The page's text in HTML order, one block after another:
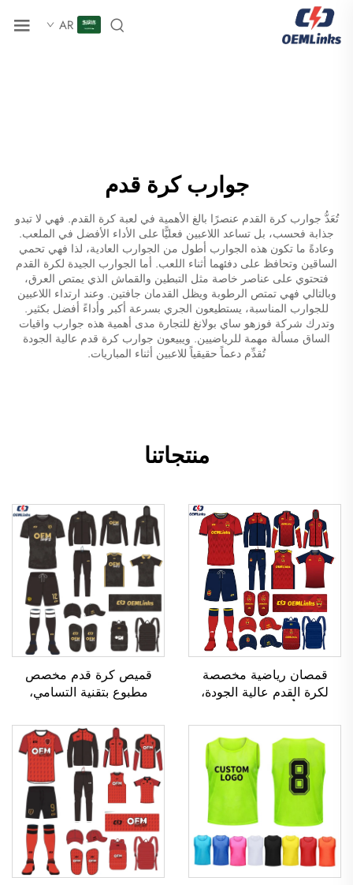
AR
جوارب كرة قدم
تُعَدُّ جوارب كرة القدم عنصرًا بالغ الأهمية في لعبة كرة القدم. فهي لا تبدو
جذابة فحسب، بل تساعد اللاعبين فعليًّا على الأداء الأفضل في الملعب.
وعادةً ما تكون هذه الجوارب أطول من الجوارب العادية، لذا فهي تحمي
الساقين وتحافظ على دفئهما أثناء اللعب. أما الجوارب الجيدة لكرة القدم
فتحتوي على عناصر خاصة مثل التبطين والقماش الذي يمتص العرق،
وبالتالي فهي تمتص الرطوبة ويظل القدمان جافتين. وعند ارتداء اللاعبين
للجوارب المناسبة، يستطيعون الجري بسرعة أكبر وأداءً أفضل بكثير.
وتدرك شركة فوزهو ساي بولانغ للتجارة مدى أهمية هذه جوارب واقيات
الساق مسألة مهمة للرياضيين. ويبيعون جوارب كرة قدم عالية الجودة
تُقدِّم دعماً حقيقياً للاعبين أثناء المباريات.
منتجاتنا
قمصان رياضية مخصصة
لكرة القدم عالية الجودة،
الطلب (OEM)، وقمصان
فريق كرة القدم، وملابس
كرة القدم، وقمصان رياضية
مخصصة لكرة القدم
قميص كرة قدم مخصص
مطبوع بتقنية التسامي،
تيشيرتات كرة قدم، زي
رياضي لكرة القدم، قميص
كرة قدم، ملابس كرة قدم،
قميص كرة قدم